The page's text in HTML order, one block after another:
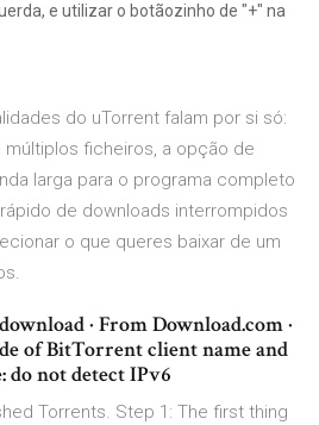
e utilizar o botãozinho de "+" na
do uTorrent falam por si só:
ficheiros, a opção de
larga para o programa completo
de downloads interrompidos
o que queres baixar de um
· From Download.com ·
of BitTorrent client name and
do not detect IPv6
Torrents. Step 1: The first thing